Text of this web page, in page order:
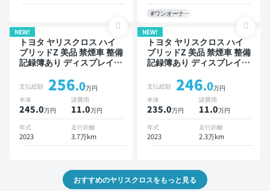
#ワンオーナー
NEW!
トヨタ ヤリスクロス ハイ
ブリッドZ 美品 禁煙車 整備
記録簿あり ディスプレイオ
TV ブラインドスポットモ
ニター オートクルーズ ス
マートキー ETC 電動バッ
クドア バックモニター 全
方位カメラ ドライブレコー
ダー 衝突軽減
支払総額 256.0万円
本体
245.0万円
諸費用
11.0万円
年式
2023
走行距離
3.7万km
NEW!
トヨタ ヤリスクロス ハイ
ブリッドZ 美品 禁煙車 整備
記録簿あり ディスプレイオ
TV ブラインドスポットモ
ニター オートクルーズ ワ
イヤレスキー ETC バック
モニター 全方位カメラ ド
ライブレコーダー 衝突軽減
支払総額 246.0万円
本体
235.0万円
諸費用
11.0万円
年式
2023
走行距離
2.3万km
おすすめのヤリスクロスをもっと見る